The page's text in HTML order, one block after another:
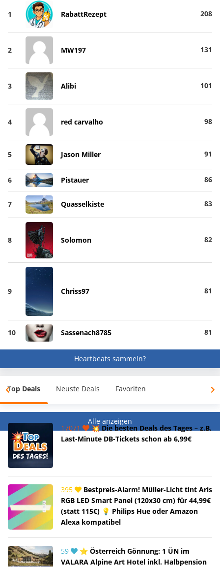
1 RabattRezept 208
2 MW197 131
3 Alibi 101
4 red carvalho 98
5 Jason Miller 91
6 Pistauer 86
7 Quasselkiste 83
8 Solomon 82
9 Chriss97 81
10 Sassenach8785 81
Heartbeats sammeln?
Top Deals Neuste Deals Favoriten
Alle anzeigen
17071
💥 Die besten Deals des Tages – z.B.
Last-Minute DB-Tickets schon ab 6,99€
395
Bestpreis-Alarm! Müller-Licht tint Aris
RGB LED Smart Panel (120x30 cm) für 44,99€
(statt 115€) 💡 Philips Hue oder Amazon
Alexa kompatibel
59
⭐ Österreich Gönnung: 1 ÜN im
VALARA Alpine Art Hotel inkl. Halbpension